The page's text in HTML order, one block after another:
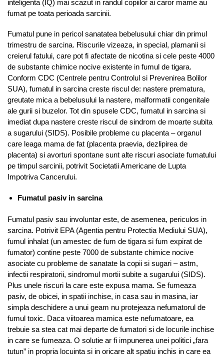
inteligenta (IQ) mai scazut in randul copiilor ai caror mame au
fumat pe toata perioada sarcinii.
Fumatul pune in pericol sanatatea bebelusului chiar din primul
trimestru de sarcina. Riscurile vizeaza, in special, plamanii si
creierul fatului, care pot fi afectate de nicotina si cele peste 4000
de substante chimice nocive existente in fumul de tigara.
Conform CDC (Centrele pentru Controlul si Prevenirea Bolilor
SUA), fumatul in sarcina creste riscul de: nastere prematura,
greutate mica a bebelusului la nastere, malformatii congenitale
ale gurii si buzelor. Tot din spusele CDC, fumatul in sarcina si
imediat dupa nastere creste riscul de sindrom de moarte subita
a sugarului (SIDS). Posibile probleme cu placenta – organul
care leaga mama de fat (placenta praevia, dezlipirea de
placenta) si avorturi spontane sunt alte riscuri asociate fumatului
pe timpul sarcinii, potrivit Societatii Americane de Lupta
Impotriva Cancerului.
Fumatul pasiv in sarcina
Fumatul pasiv sau involuntar este, de asemenea, periculos in
sarcina. Potrivit EPA (Agentia pentru Protectia Mediului SUA),
fumul inhalat (un amestec de fum de tigara si fum expirat de
fumator) contine peste 7000 de substante chimice nocive
asociate cu probleme de sanatate la copii si sugari – astm,
infectii respiratorii, sindromul mortii subite a sugarului (SIDS).
Plus unele riscuri la care este expusa mama. Se fumeaza
pasiv, de obicei, in spatii inchise, in casa sau in masina, iar
simpla deschidere a unui geam nu protejeaza nefumatorul de
fumul toxic. Daca viitoarea mamica este nefumatoare, ea
trebuie sa stea cat mai departe de fumatori si de locurile inchise
in care se fumeaza. O solutie ar fi impunerea unei politici „fara
tutun” in propria locuinta si in oricare alt spatiu inchis in care ea